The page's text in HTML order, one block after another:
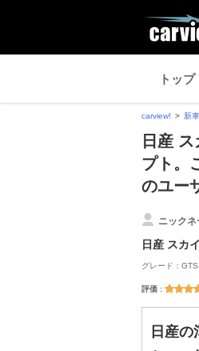
トップ
carview! 新
日産
プト。
のユー
ニック
日産 スカ
グレード：
評価
日産